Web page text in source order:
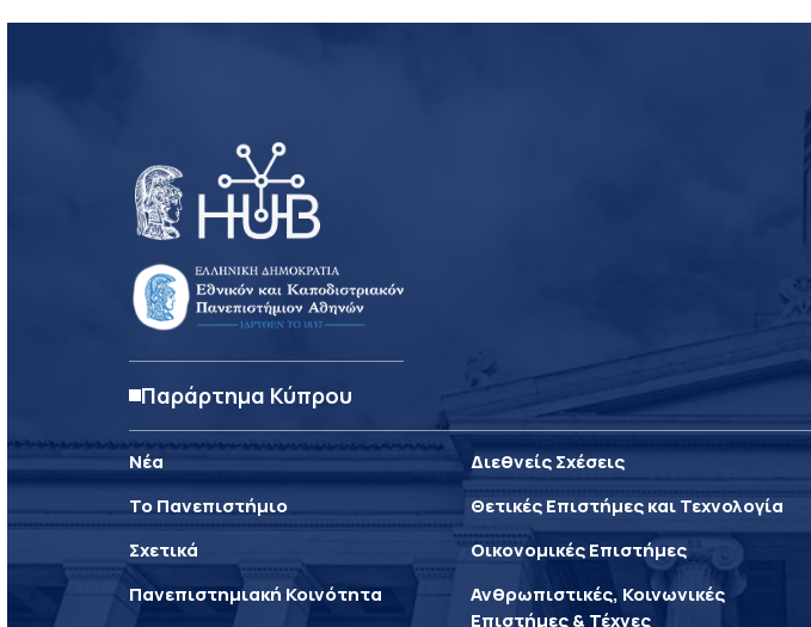
Παράρτημα Κύπρου
Νέα
Το Πανεπιστήμιο
Σχετικά
Πανεπιστημιακή Κοινότητα
Διεθνείς Σχέσεις
Θετικές Επιστήμες και Τεχνολογία
Οικονομικές Επιστήμες
Ανθρωπιστικές, Κοινωνικές
Επιστήμες & Τέχνες